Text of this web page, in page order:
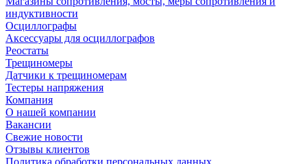
индуктивности
Осциллографы
Аксессуары для осциллографов
Реостаты
Трещиномеры
Датчики к трещиномерам
Тестеры напряжения
Компания
О нашей компании
Вакансии
Свежие новости
Отзывы клиентов
Политика обработки персональных данных